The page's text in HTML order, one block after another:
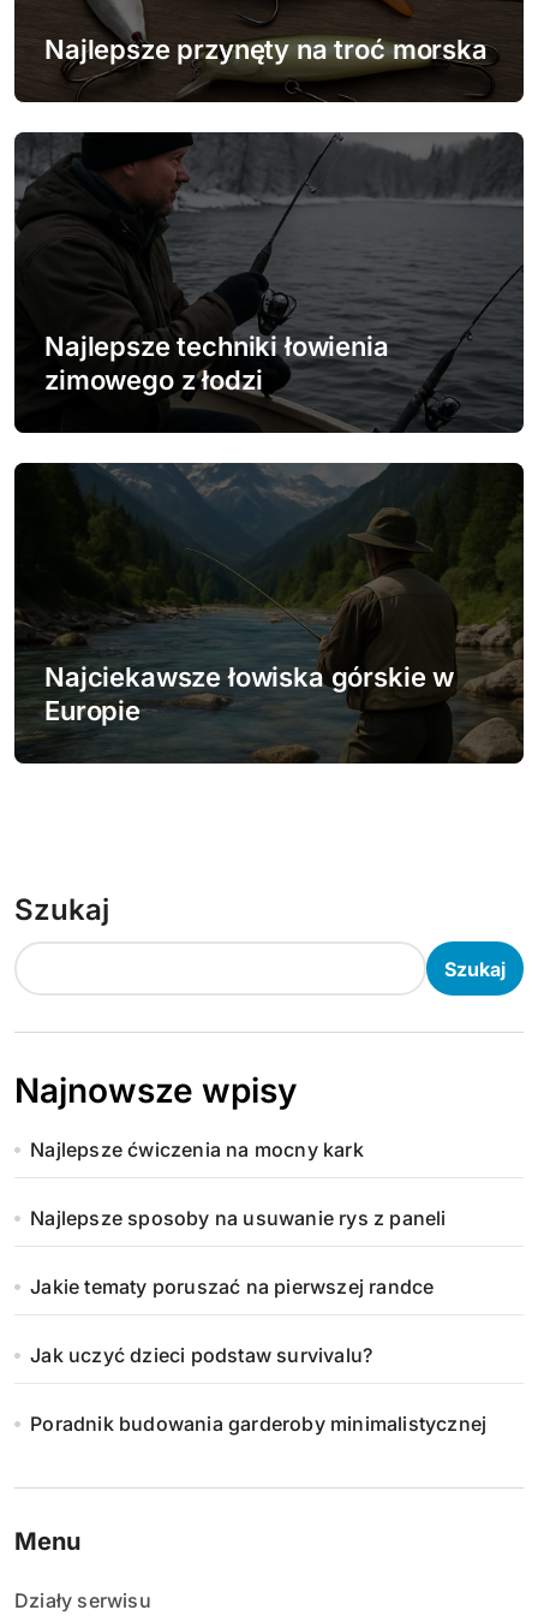
i
s
u
Najlepsze przynęty na troć morska
Najlepsze techniki łowienia
zimowego z łodzi
Najciekawsze łowiska górskie w
Europie
Szukaj
Szukaj
Najnowsze wpisy
Najlepsze ćwiczenia na mocny kark
Najlepsze sposoby na usuwanie rys z paneli
Jakie tematy poruszać na pierwszej randce
Jak uczyć dzieci podstaw survivalu?
Poradnik budowania garderoby minimalistycznej
Menu
Działy serwisu